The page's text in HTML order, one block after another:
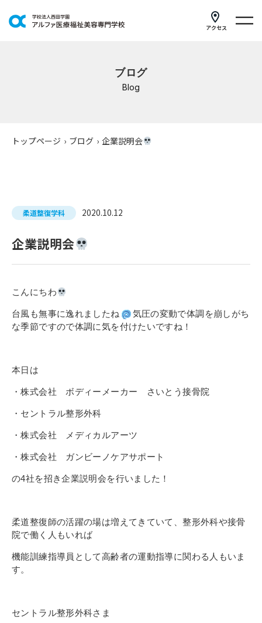
アクセス
研修・講座
公共職業訓練
在校生の皆さまへ
新着情報
ブログ
インターネット出願
その他
ブログ
Blog
トップページ › ブログ › 企業説明会
柔道整復学科 2020.10.12
企業説明会
こんにちわ
台風も無事に逸れましたね
気圧の変動で体調を崩しがち
な季節ですので体調に気を付けたいですね！
本日は
・株式会社 ボディーメーカー さいとう接骨院
・セントラル整形外科
・株式会社 メディカルアーツ
・株式会社 ガンビーノケアサポート
の4社を招き企業説明会を行いました！
柔道整復師の活躍の場は増えてきていて、整形外科や接骨
院で働く人もいれば
機能訓練指導員として高齢者の運動指導に関わる人もいま
す。
セントラル整形外科さま